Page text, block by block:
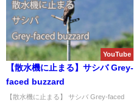
YouTube
【散水機に止まる】サシバ Grey-
faced buzzard
【散水機に止まる】 サシバ Grey-faced